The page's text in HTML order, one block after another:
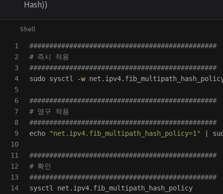
Hash))
1
2
3
4
5
6
7
8
9
10
11
12
13
14
###############################################
# 즉시 적용
###############################################
sudo sysctl -w
###############################################
# 영구 적용
###############################################
echo
"net.ipv4.fib_multipath_hash_policy=1" |
###############################################
# 확인
###############################################